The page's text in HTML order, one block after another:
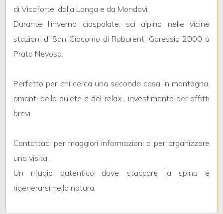
di Vicoforte, dalla Langa e da Mondovì.
Durante l'inverno ciaspolate, sci alpino nelle vicine
stazioni di San Giacomo di Roburent, Garessio 2000 o
Prato Nevoso.
Perfetto per chi cerca una seconda casa in montagna,
amanti della quiete e del relax , investimento per affitti
brevi.
Contattaci per maggiori informazioni o per organizzare
una visita.
Un rifugio autentico dove staccare la spina e
rigenerarsi nella natura.
4
Camere
minime